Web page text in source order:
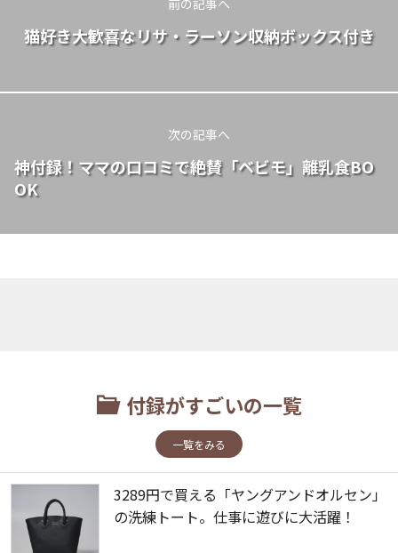
猫好き大歓喜なリサ・ラーソン収納ボックス付き
次の記事へ
神付録！ママの口コミで絶賛「ベビモ」離乳食BO
OK
付録がすごいの一覧
一覧をみる
3289円で買える「ヤングアンドオルセン」
の洗練トート。仕事に遊びに大活躍！